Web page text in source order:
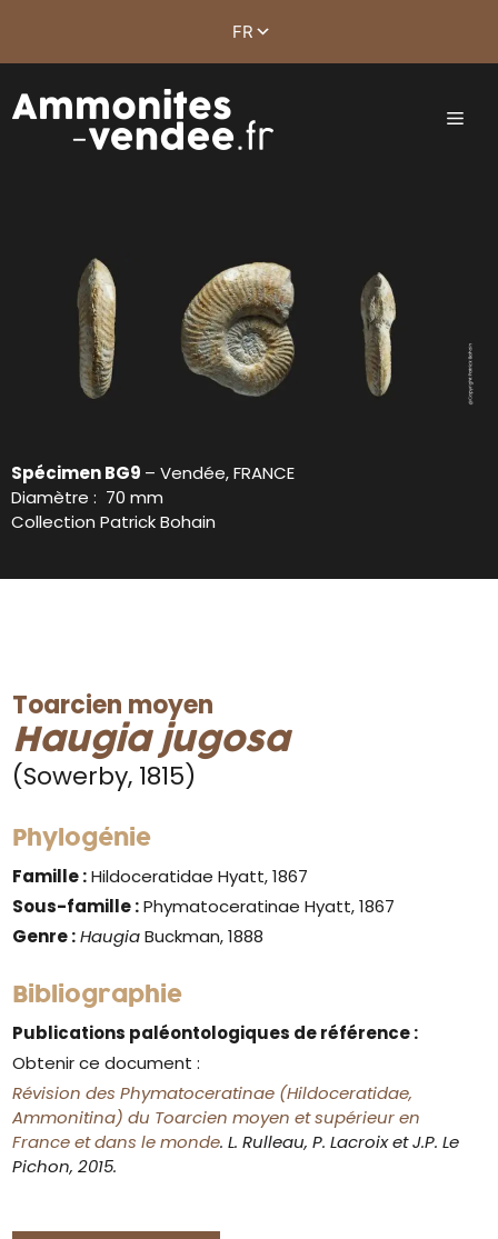
Spécimen BG9 – Vendée, FRANCE
Diamètre : 70 mm
Collection Patrick Bohain
Toarcien moyen
Haugia jugosa
(Sowerby, 1815)
Phylogénie
Famille :Hildoceratidae Hyatt, 1867
Sous-famille :Phymatoceratinae Hyatt, 1867
Genre : HaugiaBuckman, 1888
Bibliographie
Publications paléontologiques de référence :
Obtenir ce document :
Révision des Phymatoceratinae (Hildoceratidae,
Ammonitina) du Toarcien moyen et supérieur en
France et dans le monde. L. Rulleau, P. Lacroix et J.P. Le
Pichon, 2015.